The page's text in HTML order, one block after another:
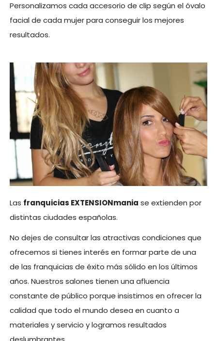
Personalizamos cada accesorio de clip según el óvalo
facial de cada mujer para conseguir los mejores
resultados.
Las franquicias EXTENSIONmania se extienden por
distintas ciudades españolas.
No dejes de consultar las atractivas condiciones que
ofrecemos si tienes interés en formar parte de una
de las franquicias de éxito más sólido en los últimos
años. Nuestros salones tienen una afluencia
constante de público porque insistimos en ofrecer la
calidad que todo el mundo desea en cuanto a
materiales y servicio y logramos resultados